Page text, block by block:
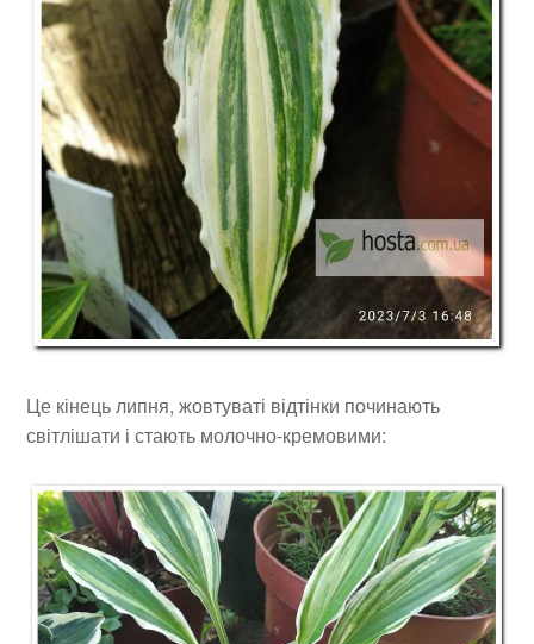
Це кінець липня, жовтуваті відтінки починають
світлішати і стають молочно-кремовими: